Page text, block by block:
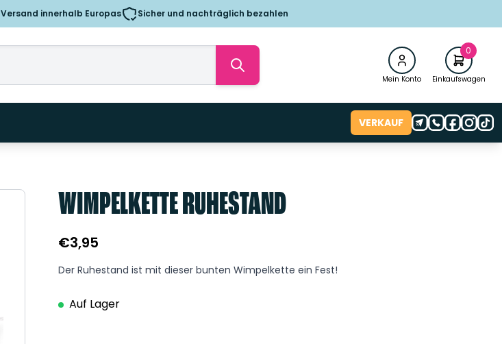
Versand innerhalb Europas Sicher und nachträglich bezahlen
Mein Konto
0
Einkaufswagen
VERKAUF
WIMPELKETTE RUHESTAND
€3,95
Der Ruhestand ist mit dieser bunten Wimpelkette ein Fest!
Auf Lager